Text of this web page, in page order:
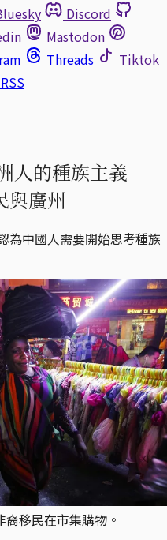
Discord
Mastodon
Threads
Tiktok
RSS
人的種族主義
與廣州
為中國人需要開始思考種族
移民在市集購物。